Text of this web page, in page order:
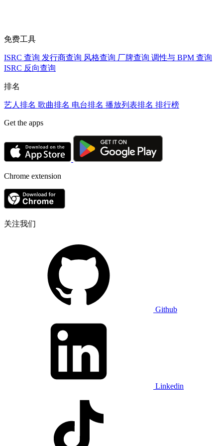
免费工具
ISRC 查询 发行商查询 风格查询 厂牌查询 调性与 BPM 查询
ISRC 反向查询
排名
艺人排名 歌曲排名 电台排名 播放列表排名 排行榜
Get the apps
Chrome extension
关注我们
Github
Linkedin